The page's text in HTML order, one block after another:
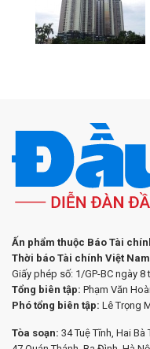
Ấn phẩm thuộc Báo Tài
Thời báo Tài chính Việt Nam
Giấy phép số: 1/GP-BC ngày
Tổng biên tập: Phạm Văn
Phó tổng biên tập: Lê Trọng
Tòa soạn: 34 Tuệ Tĩnh, Hai Bà